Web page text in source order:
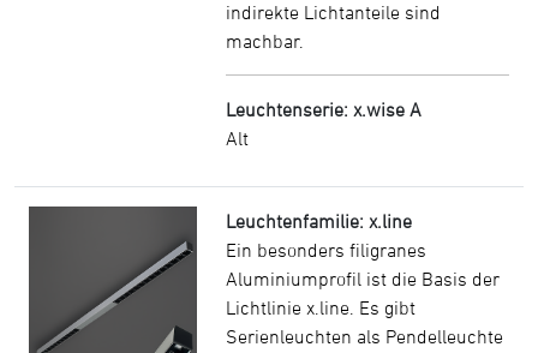
indirekte Lichtanteile sind
machbar.
Leuchtenserie: x.wise A
Alt
Leuchtenfamilie: x.line
Ein besonders filigranes
Aluminiumprofil ist die Basis der
Lichtlinie x.line. Es gibt
Serienleuchten als Pendelleuchte